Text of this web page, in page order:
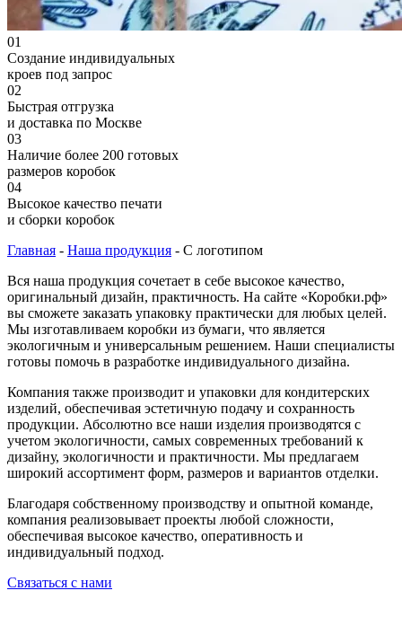
01
Создание индивидуальных
кроев под запрос
02
Быстрая отгрузка
и доставка по Москве
03
Наличие более 200 готовых
размеров коробок
04
Высокое качество печати
и сборки коробок
Главная - Наша продукция - С логотипом
Вся наша продукция сочетает в себе высокое качество,
оригинальный дизайн, практичность. На сайте «Коробки.рф»
вы сможете заказать упаковку практически для любых целей.
Мы изготавливаем коробки из бумаги, что является
экологичным и универсальным решением. Наши специалисты
готовы помочь в разработке индивидуального дизайна.
Компания также производит и упаковки для кондитерских
изделий, обеспечивая эстетичную подачу и сохранность
продукции. Абсолютно все наши изделия производятся с
учетом экологичности, самых современных требований к
дизайну, экологичности и практичности. Мы предлагаем
широкий ассортимент форм, размеров и вариантов отделки.
Благодаря собственному производству и опытной команде,
компания реализовывает проекты любой сложности,
обеспечивая высокое качество, оперативность и
индивидуальный подход.
Связаться с нами